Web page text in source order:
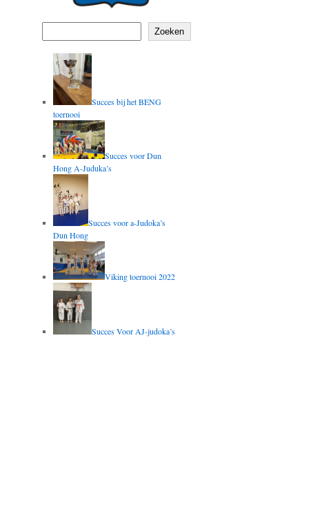
Zoeken
Succes bij het BENG
toernooi
Succes voor Dun
Hong A-Juduka’s
Succes voor a-Judoka’s
Dun Hong
Viking toernooi 2022
Succes Voor AJ-judoka’s